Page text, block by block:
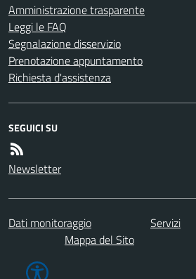
Amministrazione trasparente
Leggi le FAQ
Segnalazione disservizio
Prenotazione appuntamento
Richiesta d'assistenza
SEGUICI SU
Newsletter
Dati monitoraggio Servizi
Mappa del Sito